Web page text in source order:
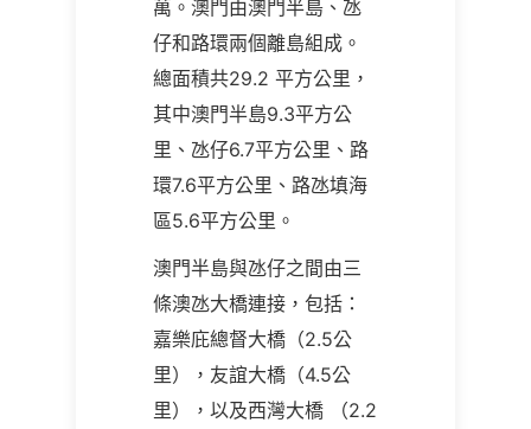
萬。澳門由澳門半島、氹
仔和路環兩個離島組成。
總面積共29.2 平方公里，
其中澳門半島9.3平方公
里、氹仔6.7平方公里、路
環7.6平方公里、路氹填海
區5.6平方公里。
澳門半島與氹仔之間由三
條澳氹大橋連接，包括：
嘉樂庇總督大橋（2.5公
里），友誼大橋（4.5公
里），以及西灣大橋 （2.2